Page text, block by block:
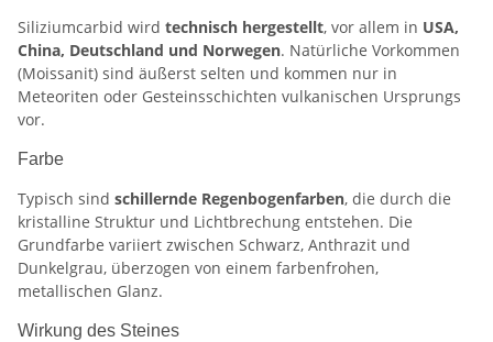
Siliziumcarbid wird technisch hergestellt, vor allem in USA,
China, Deutschland und Norwegen. Natürliche Vorkommen
(Moissanit) sind äußerst selten und kommen nur in
Meteoriten oder Gesteinsschichten vulkanischen Ursprungs
vor.
Farbe
Typisch sind schillernde Regenbogenfarben, die durch die
kristalline Struktur und Lichtbrechung entstehen. Die
Grundfarbe variiert zwischen Schwarz, Anthrazit und
Dunkelgrau, überzogen von einem farbenfrohen,
metallischen Glanz.
Wirkung des Steines